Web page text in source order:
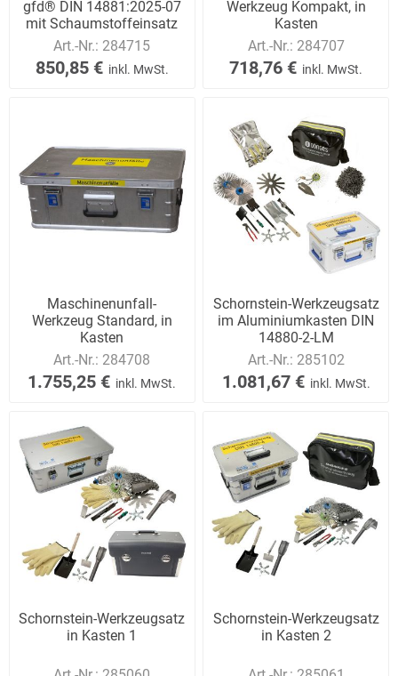
gfd® DIN 14881:2025-07
mit Schaumstoffeinsatz
Art.-Nr.: 284715
850,85 € inkl. MwSt.
Werkzeug Kompakt, in
Kasten
Art.-Nr.: 284707
718,76 € inkl. MwSt.
Maschinenunfall-
Werkzeug Standard, in
Kasten
Art.-Nr.: 284708
1.755,25 € inkl. MwSt.
Schornstein-Werkzeugsatz
im Aluminiumkasten DIN
14880-2-LM
Art.-Nr.: 285102
1.081,67 € inkl. MwSt.
Schornstein-Werkzeugsatz
in Kasten 1
Schornstein-Werkzeugsatz
in Kasten 2